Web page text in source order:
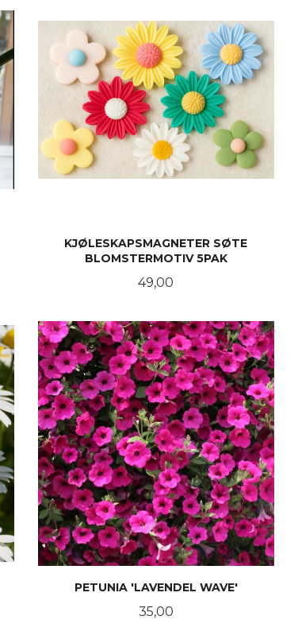
KJØLESKAPSMAGNETER SØTE
BLOMSTERMOTIV 5PAK
Pris
49,00
KJØP
PETUNIA 'LAVENDEL WAVE'
Pris
35,00